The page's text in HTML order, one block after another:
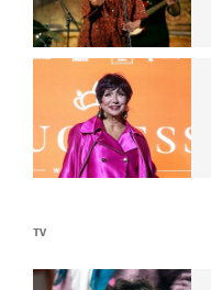
TV